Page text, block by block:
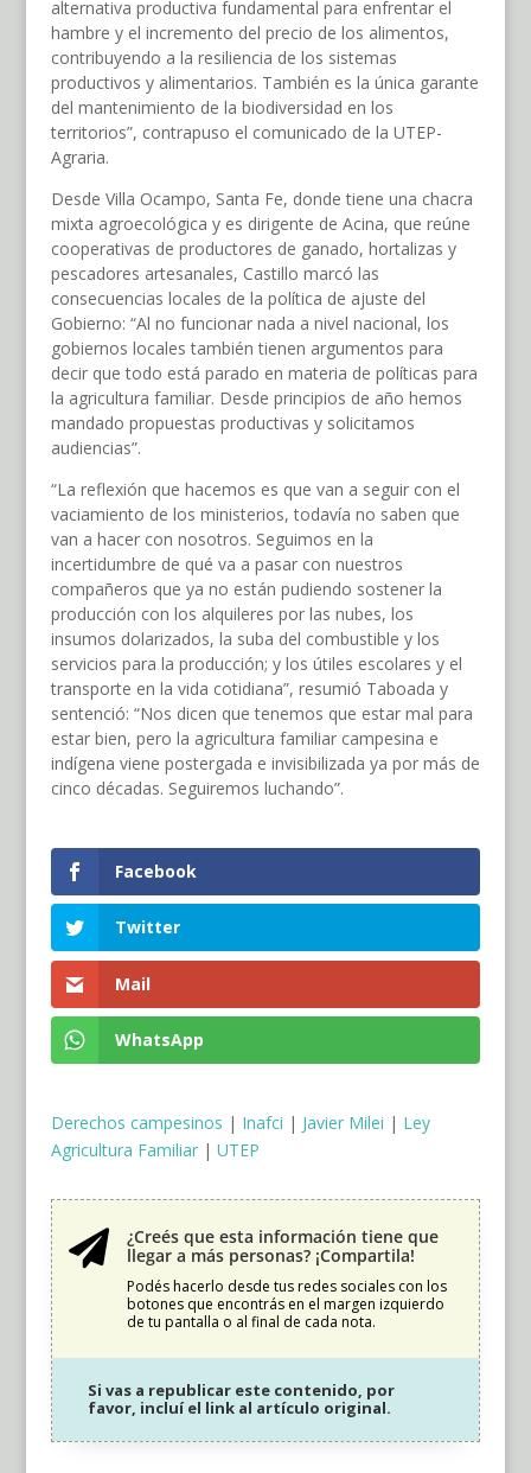
alternativa productiva fundamental para enfrentar el
hambre y el incremento del precio de los alimentos,
contribuyendo a la resiliencia de los sistemas
productivos y alimentarios. También es la única garante
del mantenimiento de la biodiversidad en los
territorios”, contrapuso el comunicado de la UTEP-
Agraria.
Desde Villa Ocampo, Santa Fe, donde tiene una chacra
mixta agroecológica y es dirigente de Acina, que reúne
cooperativas de productores de ganado, hortalizas y
pescadores artesanales, Castillo marcó las
consecuencias locales de la política de ajuste del
Gobierno: “Al no funcionar nada a nivel nacional, los
gobiernos locales también tienen argumentos para
decir que todo está parado en materia de políticas para
la agricultura familiar. Desde principios de año hemos
mandado propuestas productivas y solicitamos
audiencias”.
“La reflexión que hacemos es que van a seguir con el
vaciamiento de los ministerios, todavía no saben que
van a hacer con nosotros. Seguimos en la
incertidumbre de qué va a pasar con nuestros
compañeros que ya no están pudiendo sostener la
producción con los alquileres por las nubes, los
insumos dolarizados, la suba del combustible y los
servicios para la producción; y los útiles escolares y el
transporte en la vida cotidiana”, resumió Taboada y
sentenció: “Nos dicen que tenemos que estar mal para
estar bien, pero la agricultura familiar campesina e
indígena viene postergada e invisibilizada ya por más de
cinco décadas. Seguiremos luchando”.
Facebook
Twitter
Mail
WhatsApp
Derechos campesinos | Inafci | Javier Milei | Ley
Agricultura Familiar| UTEP

¿Creés que esta información tiene que
llegar a más personas? ¡Compartila!
Podés hacerlo desde tus redes sociales con los
botones que encontrás en el margen izquierdo
de tu pantalla o al final de cada nota.
Si vas a republicar este contenido, por
favor, incluí el link al artículo original.